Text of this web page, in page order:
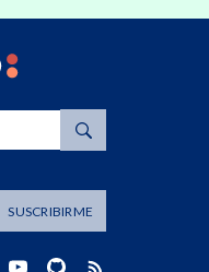
SUSCRIBIRME